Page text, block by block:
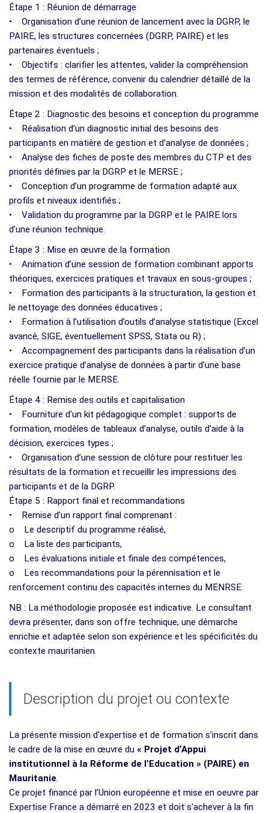
Étape 1 : Réunion de démarrage
• Organisation d’une réunion de lancement avec la DGRP, le
PAIRE, les structures concernées (DGRP, PAIRE) et les
partenaires éventuels ;
• Objectifs : clarifier les attentes, valider la compréhension
des termes de référence, convenir du calendrier détaillé de la
mission et des modalités de collaboration.
Étape 2 : Diagnostic des besoins et conception du programme
• Réalisation d’un diagnostic initial des besoins des
participants en matière de gestion et d’analyse de données ;
• Analyse des fiches de poste des membres du CTP et des
priorités définies par la DGRP et le MERSE ;
• Conception d’un programme de formation adapté aux
profils et niveaux identifiés ;
• Validation du programme par la DGRP et le PAIRE lors
d’une réunion technique.
Étape 3 : Mise en œuvre de la formation
• Animation d’une session de formation combinant apports
théoriques, exercices pratiques et travaux en sous-groupes ;
• Formation des participants à la structuration, la gestion et
le nettoyage des données éducatives ;
• Formation à l’utilisation d’outils d’analyse statistique (Excel
avancé, SIGE, éventuellement SPSS, Stata ou R) ;
• Accompagnement des participants dans la réalisation d’un
exercice pratique d’analyse de données à partir d’une base
réelle fournie par le MERSE.
Étape 4 : Remise des outils et capitalisation
• Fourniture d’un kit pédagogique complet : supports de
formation, modèles de tableaux d’analyse, outils d’aide à la
décision, exercices types ;
• Organisation d’une session de clôture pour restituer les
résultats de la formation et recueillir les impressions des
participants et de la DGRP.
Étape 5 : Rapport final et recommandations
• Remise d’un rapport final comprenant :
o Le descriptif du programme réalisé,
o La liste des participants,
o Les évaluations initiale et finale des compétences,
o Les recommandations pour la pérennisation et le
renforcement continu des capacités internes du MENRSE.
NB : La méthodologie proposée est indicative. Le consultant
devra présenter, dans son offre technique, une démarche
enrichie et adaptée selon son expérience et les spécificités du
contexte mauritanien.
Description du projet ou contexte
La présente mission d'expertise et de formation s’inscrit dans
le cadre de la mise en œuvre du « Projet d’Appui
institutionnel à la Réforme de l’Education » (PAIRE) en
Mauritanie.
Ce projet financé par l’Union européenne et mise en oeuvre par
Expertise France a démarré en 2023 et doit s'achever à la fin